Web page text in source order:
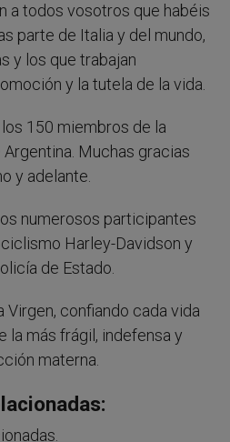
a todos vosotros que habéis
parte de Italia y del mundo,
y los que trabajan
y la tutela de la vida.
150 miembros de la
Muchas gracias
y adelante.
numerosos participantes
Harley-Davidson y
de Estado.
Virgen, confiando cada vida
la más frágil, indefensa y
materna.